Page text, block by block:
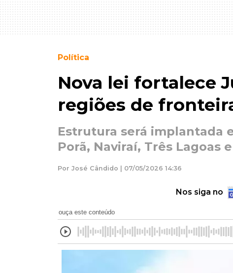
Política
Nova lei fortalece
regiões de
Estrutura será implantada
Porã, Naviraí, Três Lagoas
Por José Cândido | 07/05/2026 14:36
Nos siga no
ouça este conteúdo